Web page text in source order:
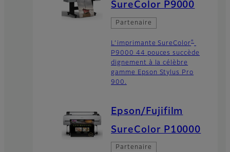
SureColor P9000
Partenaire
L’imprimante SureColor®
P9000 44 pouces succède
dignement à la célèbre
gamme Epson Stylus Pro
900.
Epson/Fujifilm
SureColor P10000
Partenaire